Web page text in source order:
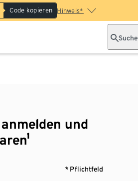
Code kopieren Hinweis*
Suche
und
* Pflichtfeld